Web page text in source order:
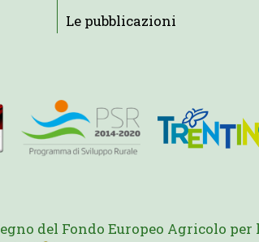
Le pubblicazioni
del Fondo Europeo Agricolo